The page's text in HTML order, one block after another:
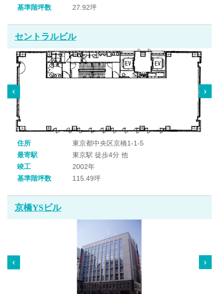
基準階坪数
27.92坪
セントラルビル
住所
東京都中央区京橋1-1-5
最寄駅
東京駅 徒歩4分 他
竣工
2002年
基準階坪数
115.49坪
京橋YSビル